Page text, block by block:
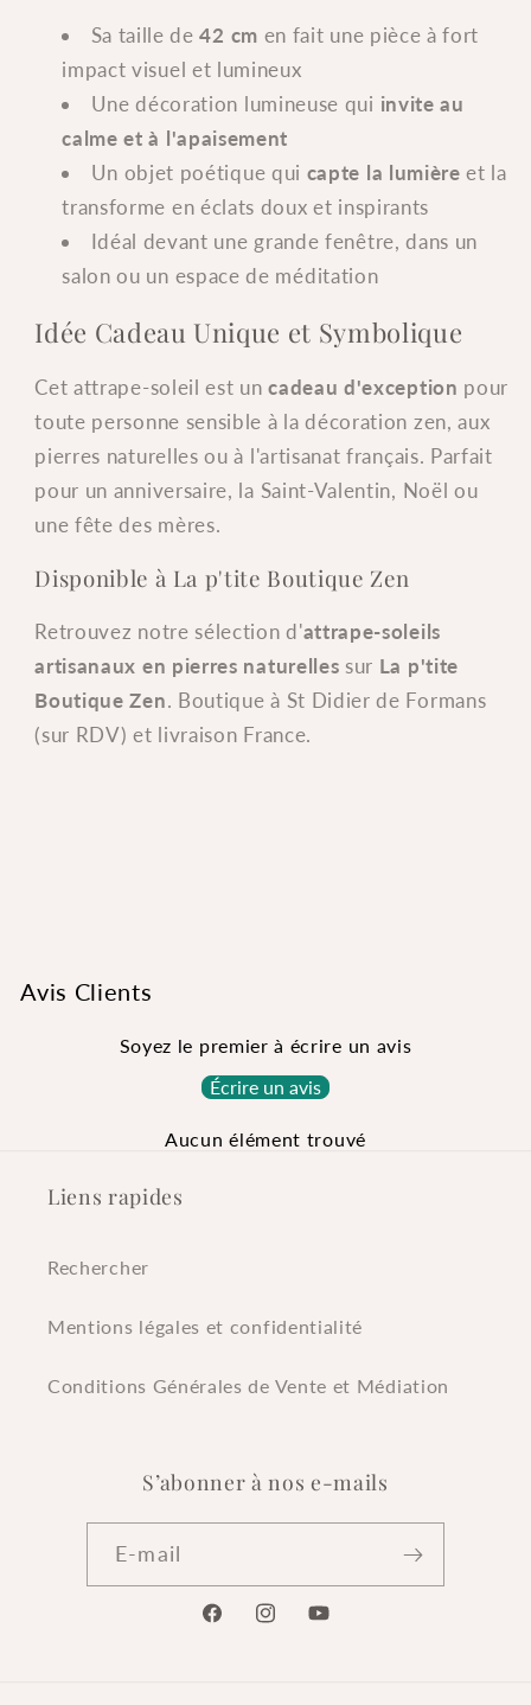
Sa taille de42 cm en fait une pièce à fort
impact visuel et lumineux
Une décoration lumineuse qui invite au
calme et à l'apaisement
Un objet poétique qui capte la lumière et la
transforme en éclats doux et inspirants
Idéal devant une grande fenêtre, dans un
salon ou un espace de méditation
Idée Cadeau Unique et Symbolique
Cet attrape-soleil est uncadeau d'exception pour
toute personne sensible à la décoration zen, aux
pierres naturelles ou à l'artisanat français. Parfait
pour un anniversaire, la Saint-Valentin, Noël ou
une fête des mères.
Disponible à La p'tite Boutique Zen
Retrouvez notre sélection d'attrape-soleils
artisanaux en pierres naturelles sur La p'tite
Boutique Zen. Boutique à St Didier de Formans
(sur RDV) et livraison France.
Avis Clients
Soyez le premier à écrire un avis
Écrire un avis
Aucun élément trouvé
Liens rapides
Rechercher
Mentions légales et confidentialité
Conditions Générales de Vente et Médiation
S’abonner à nos e-mails
E-mail
FacebookInstagramYouTube